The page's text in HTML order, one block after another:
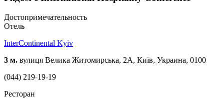
Достопримечательность
Отель
InterContinental Kyiv
3 м. вулиця Велика Житомирська, 2A, Київ, Украина,
(044) 219-19-19
Ресторан